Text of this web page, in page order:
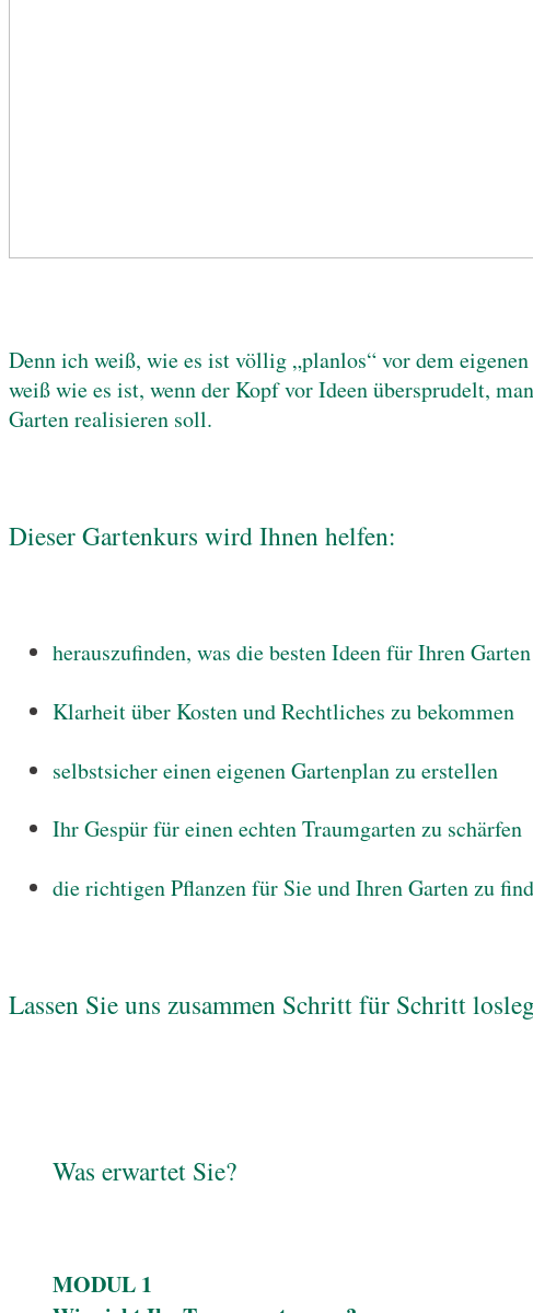
Denn ich weiß, wie es ist völlig „planlos“ vor dem
weiß wie es ist, wenn der Kopf vor Ideen übersprudelt,
Garten realisieren soll.
Dieser Gartenkurs wird Ihnen helfen:
herauszufinden, was die besten Ideen für Ihren
Klarheit über Kosten und Rechtliches zu bekommen
selbstsicher einen eigenen Gartenplan zu erstellen
Ihr Gespür für einen echten Traumgarten zu schärfen
die richtigen Pflanzen für Sie und Ihren Garten zu
Lassen Sie uns zusammen Schritt für Schritt
Was erwartet Sie?
MODUL 1